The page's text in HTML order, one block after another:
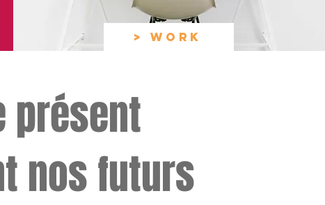
> WORK
présent
nos futurs